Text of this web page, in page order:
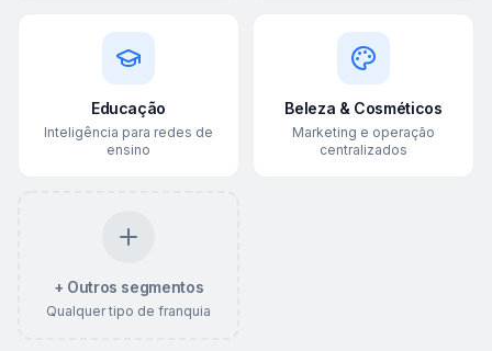
Educação
Inteligência para redes de
ensino
Beleza & Cosméticos
Marketing e operação
centralizados
+ Outros segmentos
Qualquer tipo de franquia